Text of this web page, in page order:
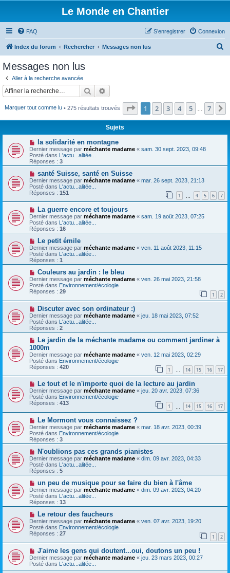
Le Monde en Chantier
FAQ Connexion
S’enregistrer
Index du forum Rechercher Messages non lus
c
Messages non lus
Aller à la recherche avancée
Rechercher
Marquer tout comme lu• 275 résultats trouvés Page 1sur7
1 2 3 4 5 7
Sujets
N
o
u
v
e
a
u
m
e
s
s
a
g
e
la solidarité en montagne
Dernier message par méchante madame « sam. 30 sept. 2023, 09:48
Posté dans L'actu...alitée...
Réponses : 3
N
o
u
v
e
a
m
e
s
s
a
g
e
santé Suisse, santé en Suisse
Dernier message par méchante madame « mar. 26 sept. 2023, 21:13
Posté dans L'actu...alitée...
Réponses : 151 1 4 5 6 7
N
o
u
v
e
a
u
m
e
s
s
a
g
e
La guerre encore et toujours
Dernier message par méchante madame « sam. 19 août 2023, 07:25
Posté dans L'actu...alitée...
Réponses : 16
N
o
u
v
e
a
m
e
s
s
a
g
e
Le petit émile
Dernier message par méchante madame « ven. 11 août 2023, 11:15
Posté dans L'actu...alitée...
Réponses : 1
N
o
u
v
e
a
u
m
e
s
s
a
g
e
Couleurs au jardin : le bleu
Dernier message par méchante madame « ven. 26 mai 2023, 21:58
Posté dans Environnement/écologie
Réponses : 29 1 2
N
o
u
v
e
a
u
m
e
s
s
a
g
e
Discuter avec son ordinateur :)
Dernier message par méchante madame « jeu. 18 mai 2023, 07:52
Posté dans L'actu...alitée...
Réponses : 2
N
o
u
v
e
a
u
m
e
s
s
a
g
e
Le jardin de la méchante madame ou comment jardiner à
1000m
Dernier message par méchante madame « ven. 12 mai 2023, 02:29
Posté dans Environnement/écologie
Réponses : 420 1 14 15 16 17
N
o
u
v
e
a
m
e
s
s
a
g
e
Le tout et le n'importe quoi de la lecture au jardin
Dernier message par méchante madame « jeu. 20 avr. 2023, 07:36
Posté dans Environnement/écologie
Réponses : 413 1 14 15 16 17
N
o
u
v
e
a
u
m
e
s
s
a
g
e
Le Mormont vous connaissez ?
Dernier message par méchante madame « mar. 18 avr. 2023, 00:39
Posté dans Environnement/écologie
Réponses : 3
N
o
u
v
e
a
u
m
e
s
s
a
g
e
N'oublions pas ces grands pianistes
Dernier message par méchante madame « dim. 09 avr. 2023, 04:33
Posté dans L'actu...alitée...
Réponses : 5
N
o
u
v
e
a
u
m
e
s
s
g
e
un peu de musique pour se faire du bien à l'âme
Dernier message par méchante madame « dim. 09 avr. 2023, 04:20
Posté dans L'actu...alitée...
Réponses : 13
N
o
u
v
e
a
m
e
Le retour des faucheurs
Dernier message par méchante madame « ven. 07 avr. 2023, 19:20
Posté dans Environnement/écologie
Réponses : 27 1 2
N
o
u
v
J'aime les gens qui doutent...oui, doutons un peu !
Dernier message par méchante madame « jeu. 23 mars 2023, 00:27
Posté dans L'actu...alitée...